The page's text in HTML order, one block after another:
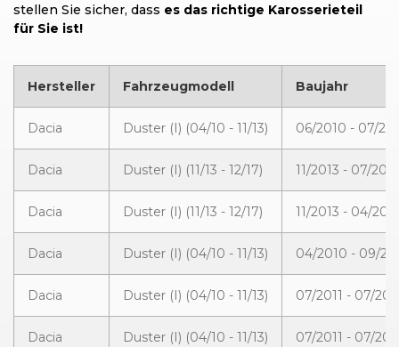
stellen Sie sicher, dass es das richtige Karosserieteil
für Sie ist!
Hersteller Fahrzeugmodell Baujahr
Dacia Duster (I) (04/10 - 11/13) 06/2010 - 07/
Dacia Duster (I) (11/13 - 12/17) 11/2013 - 07/2015
Dacia Duster (I) (11/13 - 12/17) 11/2013 - 04/2015
Dacia Duster (I) (04/10 - 11/13) 04/2010 - 09/
Dacia Duster (I) (04/10 - 11/13) 07/2011 - 07/
Dacia Duster (I) (04/10 - 11/13) 07/2011 - 07/